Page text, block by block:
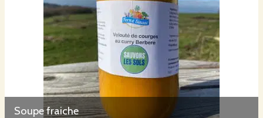
Soupe fraiche